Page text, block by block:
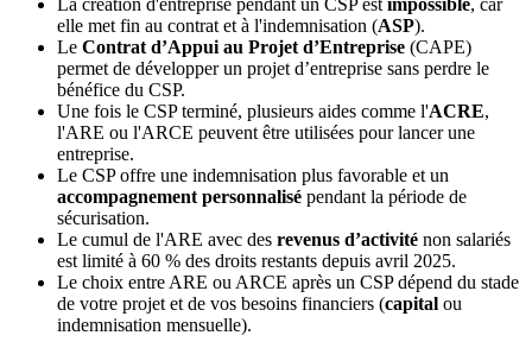
elle met fin au contrat et à l'indemnisation (ASP).
Le Contrat d’Appui au Projet d’Entreprise (CAPE)
permet de développer un projet d’entreprise sans perdre le
bénéfice du CSP.
Une fois le CSP terminé, plusieurs aides comme l'ACRE,
l'ARE ou l'ARCE peuvent être utilisées pour lancer une
entreprise.
Le CSP offre une indemnisation plus favorable et un
accompagnement personnalisé pendant la période de
sécurisation.
Le cumul de l'ARE avec des revenus d’activité non salariés
est limité à 60 % des droits restants depuis avril 2025.
Le choix entre ARE ou ARCE après un CSP dépend du stade
de votre projet et de vos besoins financiers (capital ou
indemnisation mensuelle).